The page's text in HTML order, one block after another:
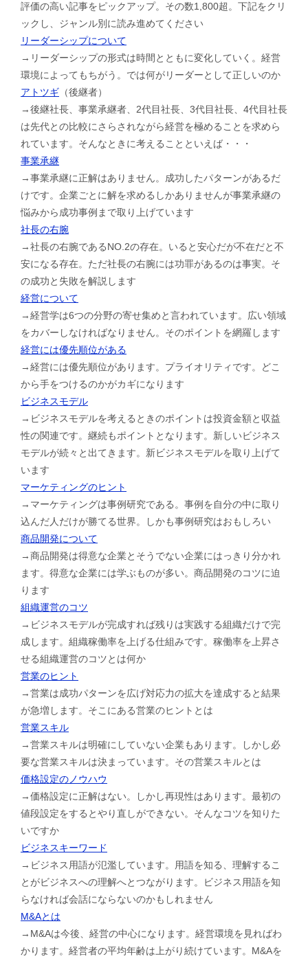
評価の高い記事をピックアップ。その数1,800超。下記をクリ
ックし、ジャンル別に読み進めてください
リーダーシップについて
→リーダーシップの形式は時間とともに変化していく。経営
環境によってもちがう。では何がリーダーとして正しいのか
アトツギ （後継者）
→後継社長、事業承継者、2代目社長、3代目社長、4代目社長
は先代との比較にさらされながら経営を極めることを求めら
れています。そんなときに考えることといえば・・・
事業承継
→事業承継に正解はありません。成功したパターンがあるだ
けです。企業ごとに解を求めるしかありませんが事業承継の
悩みから成功事例まで取り上げています
社長の右腕
→社長の右腕であるNO.2の存在。いると安心だが不在だと不
安になる存在。ただ社長の右腕には功罪があるのは事実。そ
の成功と失敗を解説します
経営について
→経営学は6つの分野の寄せ集めと言われています。広い領域
をカバーしなければなりません。そのポイントを網羅します
経営には優先順位がある
→経営には優先順位があります。プライオリティです。どこ
から手をつけるのかがカギになります
ビジネスモデル
→ビジネスモデルを考えるときのポイントは投資金額と収益
性の関連です。継続もポイントとなります。新しいビジネス
モデルが続々と出てきます。新ビジネスモデルを取り上げて
います
マーケティングのヒント
→マーケティングは事例研究である。事例を自分の中に取り
込んだ人だけが勝てる世界。しかも事例研究はおもしろい
商品開発について
→商品開発は得意な企業とそうでない企業にはっきり分かれ
ます。得意な企業には学ぶものが多い。商品開発のコツに迫
ります
組織運営のコツ
→ビジネスモデルが完成すれば残りは実践する組織だけで完
成します。組織稼働率を上げる仕組みです。稼働率を上昇さ
せる組織運営のコツとは何か
営業のヒント
→営業は成功パターンを広げ対応力の拡大を達成すると結果
が急増します。そこにある営業のヒントとは
営業スキル
→営業スキルは明確にしていない企業もあります。しかし必
要な営業スキルは決まっています。その営業スキルとは
価格設定のノウハウ
→価格設定に正解はない。しかし再現性はあります。最初の
値段設定をするとやり直しができない。そんなコツを知りた
いですか
ビジネスキーワード
→ビジネス用語が氾濫しています。用語を知る、理解するこ
とがビジネスへの理解へとつながります。ビジネス用語を知
らなければ会話にならないのかもしれません
M&Aとは
→M&Aは今後、経営の中心になります。経営環境を見ればわ
かります。経営者の平均年齢は上がり続けています。M&Aを